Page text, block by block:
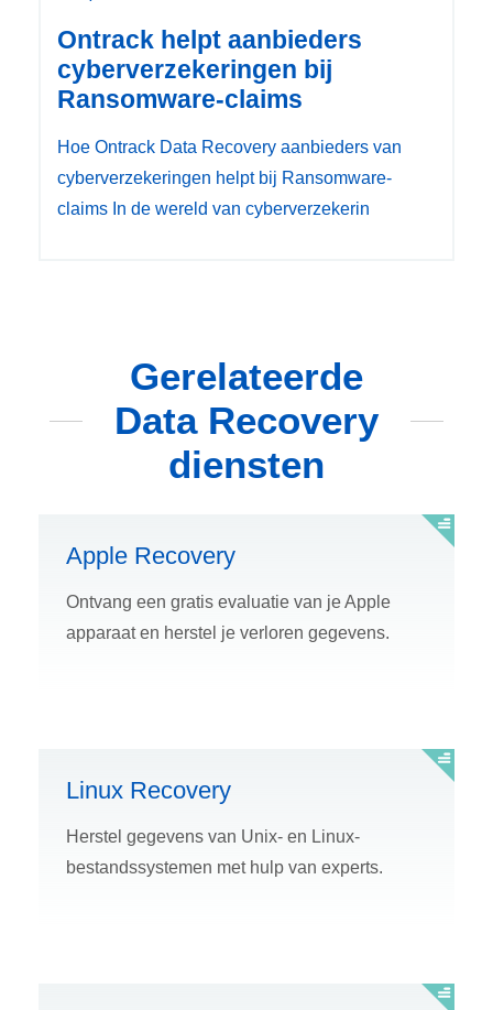
Ontrack helpt aanbieders
cyberverzekeringen bij
Ransomware-claims
Hoe Ontrack Data Recovery aanbieders van
cyberverzekeringen helpt bij Ransomware-
claims In de wereld van cyberverzekerin
Gerelateerde
Data Recovery
diensten
Apple Recovery
Ontvang een gratis evaluatie van je Apple
apparaat en herstel je verloren gegevens.
Linux Recovery
Herstel gegevens van Unix- en Linux-
bestandssystemen met hulp van experts.